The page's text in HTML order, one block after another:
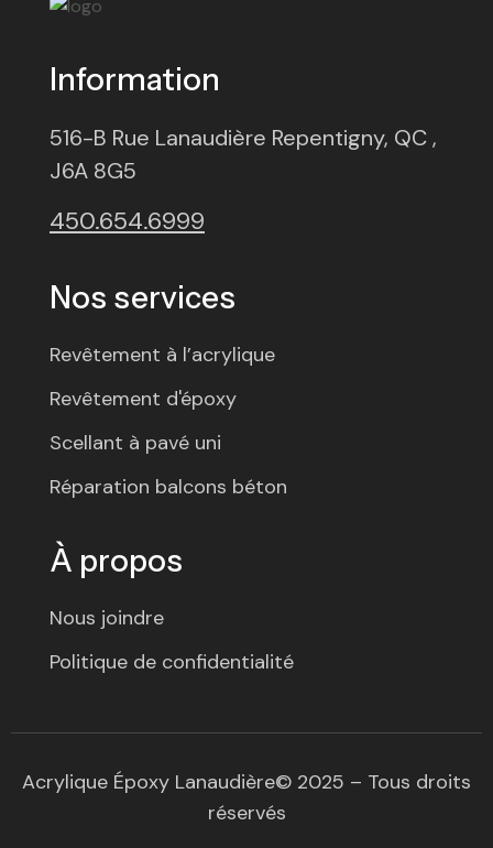
Information
516-B Rue Lanaudière Repentigny, QC ,
J6A 8G5
450.654.6999
Nos services
Revêtement à l’acrylique
Revêtement d'époxy
Scellant à pavé uni
Réparation balcons béton
À propos
Nous joindre
Politique de confidentialité
Acrylique Époxy Lanaudière© 2025 – Tous droits
réservés